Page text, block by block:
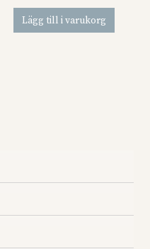
Lägg till i varukorg